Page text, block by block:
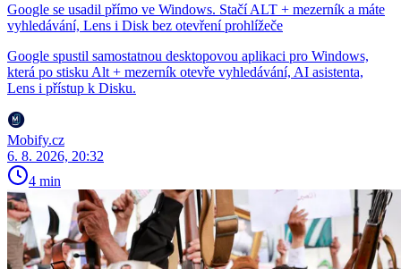
Google se usadil přímo ve Windows. Stačí ALT + mezerník a máte
vyhledávání, Lens i Disk bez otevření prohlížeče
Google spustil samostatnou desktopovou aplikaci pro Windows,
která po stisku Alt + mezerník otevře vyhledávání, AI asistenta,
Lens i přístup k Disku.
Mobify.cz
6. 8. 2026, 20:32
4 min